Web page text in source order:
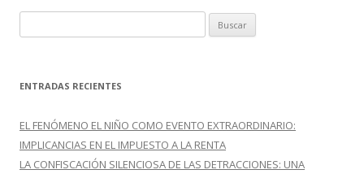
u
c
r
:
ENTRADAS RECIENTES
EL FENÓMENO EL NIÑO COMO EVENTO EXTRAORDINARIO:
IMPLICANCIAS EN EL IMPUESTO A LA RENTA
LA CONFISCACIÓN SILENCIOSA DE LAS DETRACCIONES: UNA